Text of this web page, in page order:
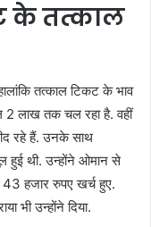
के तत्काल
तत्काल टिकट के भाव
2 लाख तक चल रहा है. वहीं
रहे हैं. उनके साथ
हुई थी. उन्होंने ओमान से
हजार रुपए खर्च हुए.
भी उन्होंने दिया.